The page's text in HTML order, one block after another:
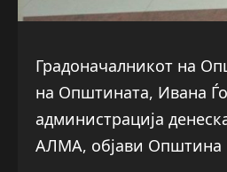
Градоначалникот на
на Општината, Ивана
администрација
АЛМА, објави Општина